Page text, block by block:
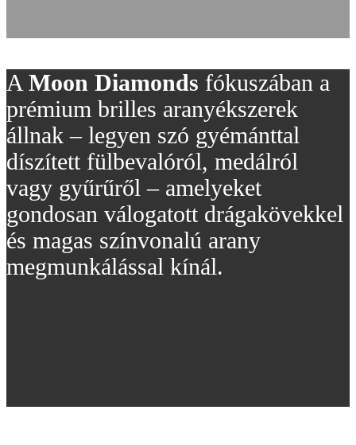
A Moon Diamonds fókuszában a
prémium brilles aranyékszerek
állnak – legyen szó gyémánttal
díszített fülbevalóról, medálról
vagy gyűrűről – amelyeket
gondosan válogatott drágakövekkel
és magas színvonalú arany
megmunkálással kínál.